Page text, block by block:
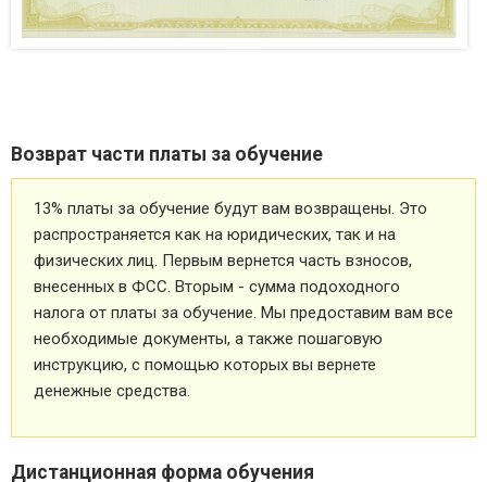
Возврат части платы за обучение
13% платы за обучение будут вам возвращены. Это
распространяется как на юридических, так и на
физических лиц. Первым вернется часть взносов,
внесенных в ФСС. Вторым - сумма подоходного
налога от платы за обучение. Мы предоставим вам все
необходимые документы, а также пошаговую
инструкцию, с помощью которых вы вернете
денежные средства.
Дистанционная форма обучения